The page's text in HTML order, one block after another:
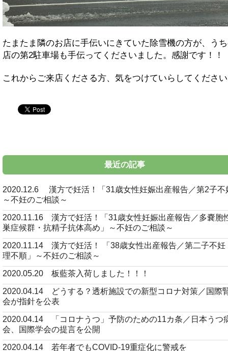
たまたま隣のお店に手伝いにきていた除雪機の方が、う
店の第2駐車場も手伝ってくださいました。感謝です！！
これからご来店くださる方、気をつけていらしてくださ
最近の記事
2020.12.6 漢方で妊活！「31歳女性妊娠出産報告／第2子不
～不妊のご相談～
2020.11.16 漢方で妊活！「31歳女性妊娠出産報告／多嚢胞
巣症候群・抗精子抗体高め」～不妊のご相談～
2020.11.14 漢方で妊活！ 「38歳女性出産報告／第二子不妊
理不順」～不妊のご相談～
2020.05.20 板藍茶入荷しました！！！
2020.04.14 どうする？透析施設での新型コロナ対策／国際
会が指針を公表
2020.04.14 「コロナうつ」予防のための11カ条／日本うつ
会、国際学会の提言を公開
2020.04.14 若年者でもCOVID-19重症化に警戒を